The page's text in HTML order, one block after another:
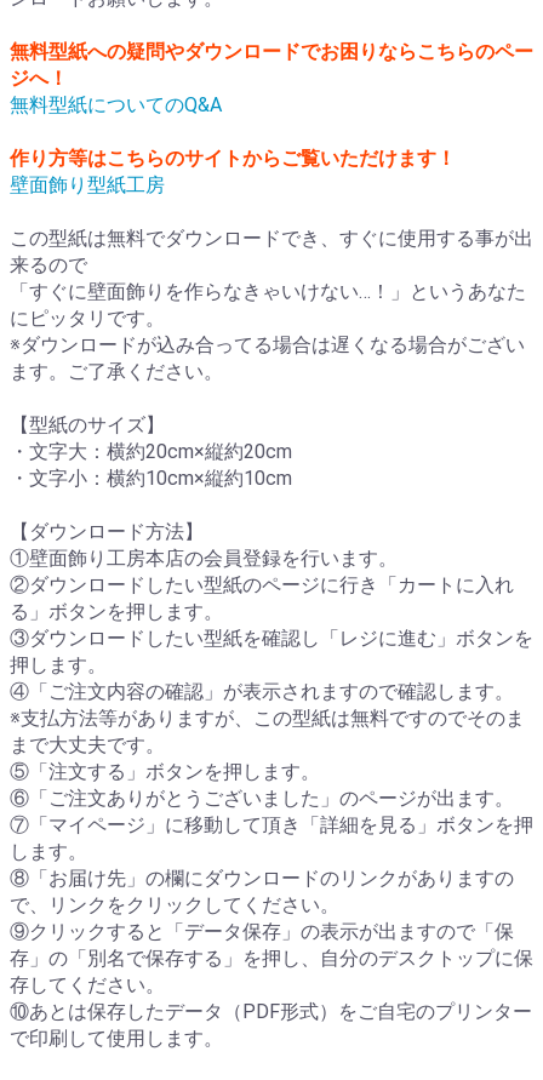
無料型紙への疑問やダウンロードでお困りならこちらのペー
ジへ！
無料型紙についてのQ&A
作り方等はこちらのサイトからご覧いただけます！
壁面飾り型紙工房
この型紙は無料でダウンロードでき、すぐに使用する事が出
来るので
「すぐに壁面飾りを作らなきゃいけない…！」というあなた
にピッタリです。
※ダウンロードが込み合ってる場合は遅くなる場合がござい
ます。ご了承ください。
【型紙のサイズ】
・文字大：横約20cm×縦約20cm
・文字小：横約10cm×縦約10cm
【ダウンロード方法】
①壁面飾り工房本店の会員登録を行います。
②ダウンロードしたい型紙のページに行き「カートに入れ
る」ボタンを押します。
③ダウンロードしたい型紙を確認し「レジに進む」ボタンを
押します。
④「ご注文内容の確認」が表示されますので確認します。
※支払方法等がありますが、この型紙は無料ですのでそのま
まで大丈夫です。
⑤「注文する」ボタンを押します。
⑥「ご注文ありがとうございました」のページが出ます。
⑦「マイページ」に移動して頂き「詳細を見る」ボタンを押
します。
⑧「お届け先」の欄にダウンロードのリンクがありますの
で、リンクをクリックしてください。
⑨クリックすると「データ保存」の表示が出ますので「保
存」の「別名で保存する」を押し、自分のデスクトップに保
存してください。
⑩あとは保存したデータ（PDF形式）をご自宅のプリンター
で印刷して使用します。